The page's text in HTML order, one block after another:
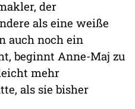
der
als eine weiße
auch noch ein
beginnt Anne-Maj zu
mehr
als sie bisher